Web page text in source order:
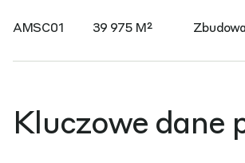
AMSC01 39 975 M²
Kluczowe dane